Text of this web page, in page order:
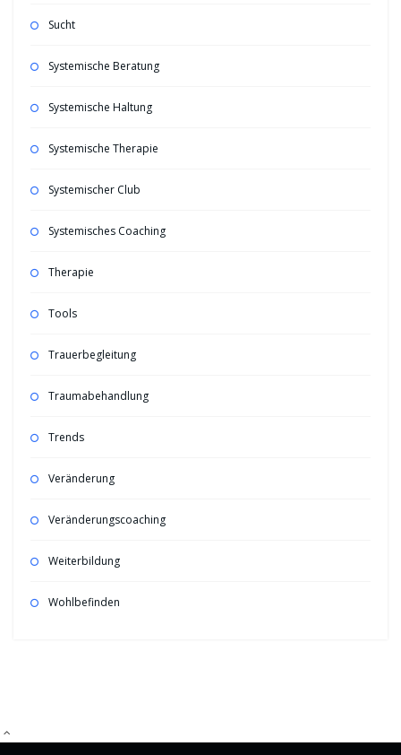
Sucht
Systemische Beratung
Systemische Haltung
Systemische Therapie
Systemischer Club
Systemisches Coaching
Therapie
Tools
Trauerbegleitung
Traumabehandlung
Trends
Veränderung
Veränderungscoaching
Weiterbildung
Wohlbefinden